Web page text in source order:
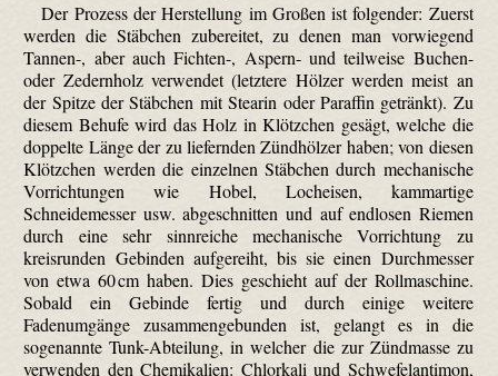
Der Prozess der Herstellung im Großen ist folgender: Zuerst
werden die Stäbchen zubereitet, zu denen man vorwiegend
Tannen-, aber auch Fichten-, Aspern- und teilweise Buchen-
oder Zedernholz verwendet (letztere Hölzer werden meist an
der Spitze der Stäbchen mit Stearin oder Paraffin getränkt). Zu
diesem Behufe wird das Holz in Klötzchen gesägt, welche die
doppelte Länge der zu liefernden Zündhölzer haben; von diesen
Klötzchen werden die einzelnen Stäbchen durch mechanische
Vorrichtungen wie Hobel, Locheisen, kammartige
Schneidemesser usw. abgeschnitten und auf endlosen Riemen
durch eine sehr sinnreiche mechanische Vorrichtung zu
kreisrunden Gebinden aufgereiht, bis sie einen Durchmesser
von etwa 60 cm haben. Dies geschieht auf der Rollmaschine.
Sobald ein Gebinde fertig und durch einige weitere
Fadenumgänge zusammengebunden ist, gelangt es in die
sogenannte Tunk-Abteilung, in welcher die zur Zündmasse zu
verwenden den Chemikalien: Chlorkali und Schwefelantimon,